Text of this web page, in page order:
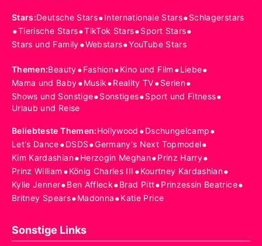
Stars:Deutsche Stars•Internationale Stars•Schlagerstars
•Tierische Stars•TikTok Stars•Sport Stars•
Stars und Family•Webstars•YouTube Stars
Themen:Beauty•Fashion•Kino und Film •Liebe•
Mama und Baby•Musik•Reality TV•Serien•
Shows und Sonstige•Sonstiges•Sport und Fitness•
Urlaub und Reise
Beliebteste Themen:Hollywood •Dschungelcamp•
Let's Dance•DSDS•Germany's Next Topmodel•
Kim Kardashian•Herzogin Meghan•Prinz Harry•
Prinz William •König Charles III •Kourtney Kardashian•
Kylie Jenner•Ben Affleck•Brad Pitt•Prinzessin Beatrice•
Britney Spears•Madonna•Katie Price
Sonstige Links